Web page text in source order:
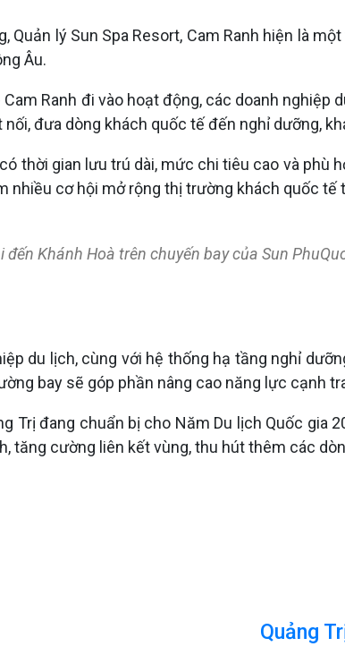
Quản lý Sun Spa Resort, Cam Ranh hiện là
Âu.
Ranh đi vào hoạt động, các doanh
đưa dòng khách quốc tế đến nghỉ dưỡng,
thời gian lưu trú dài, mức chi tiêu cao và
nhiều cơ hội mở rộng thị trường khách quốc tế
Khánh Hoà trên chuyến bay của Sun
du lịch, cùng với hệ thống hạ tầng nghỉ
bay sẽ góp phần nâng cao năng lực cạnh
Trị đang chuẩn bị cho Năm Du lịch Quốc
tăng cường liên kết vùng, thu hút thêm các
Quảng